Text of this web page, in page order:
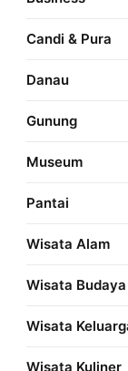
Candi & Pura
Danau
Gunung
Museum
Pantai
Wisata Alam
Wisata Budaya
Wisata
Wisata Kuliner